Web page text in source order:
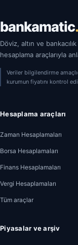
bankamatic
Döviz, altın ve
hesaplama araçlarıyla
Veriler bilgilendirme
kurumun fiyatını kontrol
Hesaplama araçları
Zaman Hesaplamaları
Borsa Hesaplamaları
Finans Hesaplamaları
Vergi Hesaplamaları
Tüm araçlar
Piyasalar ve arşiv